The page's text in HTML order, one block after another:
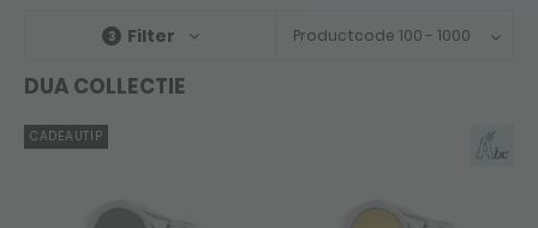
3 Filter Productcode 100 - 1000
DUA COLLECTIE
CADEAUTIP